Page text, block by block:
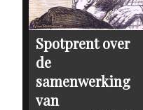
Spotprent over
de
samenwerking
van